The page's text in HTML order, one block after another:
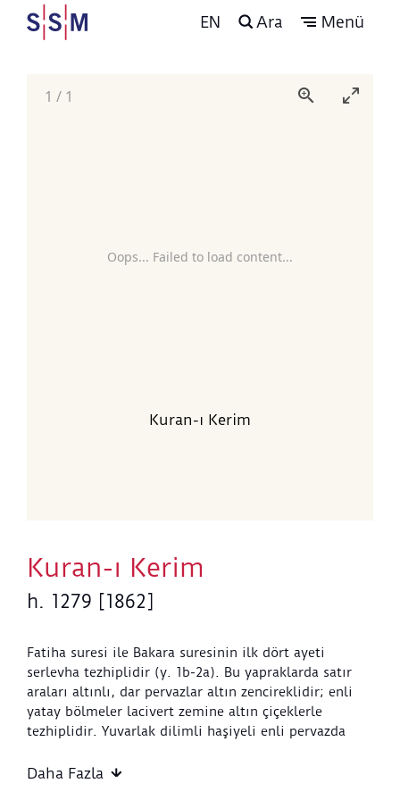
EN Ara Menü
Oops... Failed to load content...
1 / 1
Kuran-ı Kerim
Kuran-ı Kerim
h. 1279 [1862]
Fatiha suresi ile Bakara suresinin ilk dört ayeti
serlevha tezhiplidir (y. 1b-2a). Bu yapraklarda satır
araları altınlı, dar pervazlar altın zencireklidir; enli
yatay bölmeler lacivert zemine altın çiçeklerle
tezhiplidir. Yuvarlak dilimli haşiyeli enli pervazda
çiçeklerdir. Tezhibin bütününde lacivert ve altının
Daha Fazla